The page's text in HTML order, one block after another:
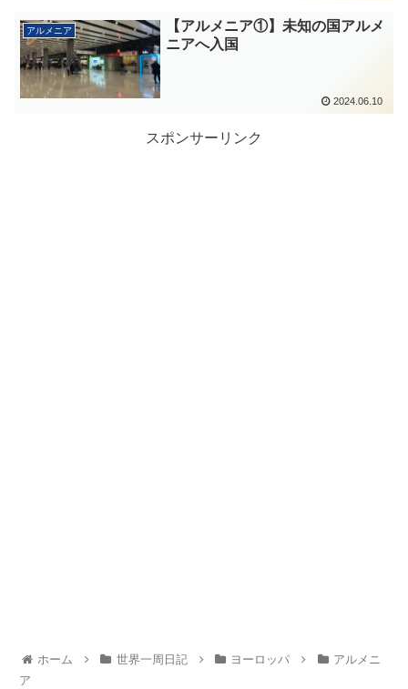
アルメニア
【アルメニア①】未知の国アルメ
ニアへ入国
2024.06.10
スポンサーリンク
ホーム 世界一周日記 ヨーロッパ
アルメニ
ア